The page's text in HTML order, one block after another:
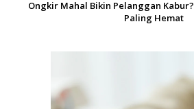
Ongkir Mahal Bikin Pelanggan
Paling Hemat